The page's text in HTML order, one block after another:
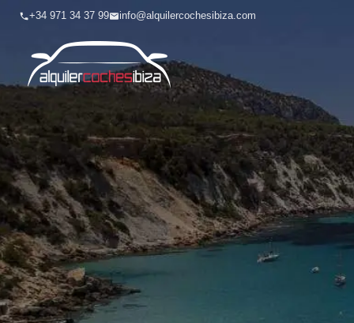
+34 971 34 37 99 info@alquilercochesibiza.com